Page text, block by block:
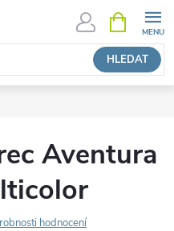
HLEDAT
NÁKUPNÍ
KOŠÍK
Aventura
hodnocení